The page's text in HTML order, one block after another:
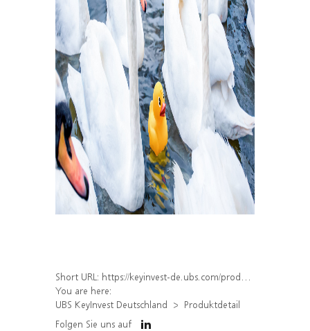
Short URL: https://keyinvest-de.ubs.com/produkt/detail/index/isin/DE000WA8LV35
You are here:
UBS KeyInvest Deutschland
Produktdetail
Folgen Sie uns auf